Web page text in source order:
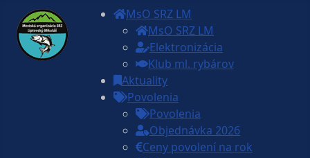
MsO SRZ LM
MsO SRZ LM
Elektronizácia
Klub ml. rybárov
Aktuality
Povolenia
Povolenia
Objednávka 2026
Ceny povolení na rok